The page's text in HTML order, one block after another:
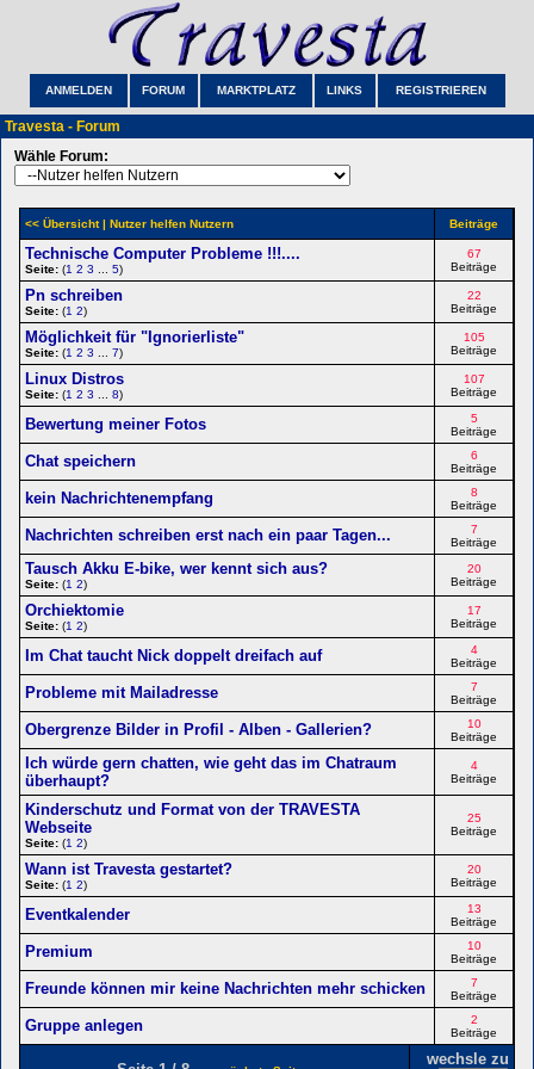
ANMELDEN FORUM MARKTPLATZ LINKS REGISTRIEREN
Travesta - Forum
Wähle Forum:
<< Übersicht| Nutzer helfen Nutzern Beiträge
Technische Computer Probleme !!!....
Seite: (1 2 3 5)
67
Beiträge
Pn schreiben
Seite: (1 2)
22
Beiträge
Möglichkeit für "Ignorierliste"
Seite: (1 2 3 7)
105
Beiträge
Linux Distros
Seite: (1 2 3 8)
107
Beiträge
Bewertung meiner Fotos
5
Beiträge
Chat speichern
6
Beiträge
kein Nachrichtenempfang
8
Beiträge
Nachrichten schreiben erst nach ein paar Tagen...
7
Beiträge
Tausch Akku E-bike, wer kennt sich aus?
Seite: (1 2)
20
Beiträge
Orchiektomie
Seite: (1 2)
17
Beiträge
Im Chat taucht Nick doppelt dreifach auf
4
Beiträge
Probleme mit Mailadresse
7
Beiträge
Obergrenze Bilder in Profil - Alben - Gallerien?
10
Beiträge
Ich würde gern chatten, wie geht das im Chatraum
überhaupt?
4
Beiträge
Kinderschutz und Format von der TRAVESTA
Webseite
Seite: (1 2)
25
Beiträge
Wann ist Travesta gestartet?
Seite: (1 2)
20
Beiträge
Eventkalender
13
Beiträge
Premium
10
Beiträge
Freunde können mir keine Nachrichten mehr schicken
7
Beiträge
Gruppe anlegen
2
Beiträge
wechsle zu